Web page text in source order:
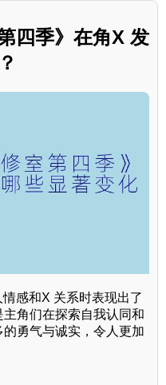
四季》在角X 发
感和X 关系时表现出了
角们在探索自我认同和
勇气与诚实，令人更加